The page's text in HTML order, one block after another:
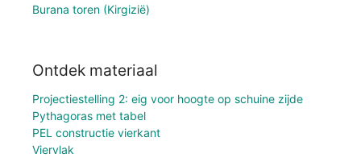
Burana toren (Kirgizië)
Ontdek materiaal
Projectiestelling 2: eig voor hoogte op schuine zijde
Pythagoras met tabel
PEL constructie vierkant
Viervlak